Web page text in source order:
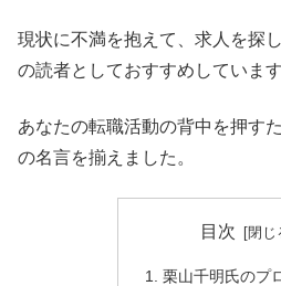
現状に不満を抱えて、求人を探
の読者としておすすめしています
あなたの転職活動の背中を押す
の名言を揃えました。
目次
栗山千明氏のプ